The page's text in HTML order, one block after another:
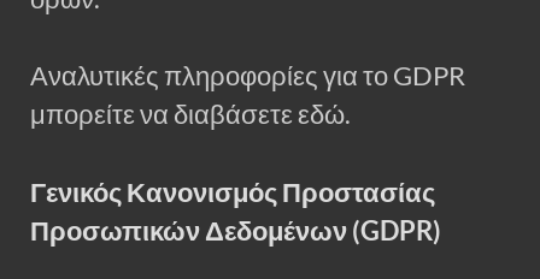
Αναλυτικές πληροφορίες για το GDPR
μπορείτε να διαβάσετε εδώ.
Γενικός Κανονισμός Προστασίας
Προσωπικών Δεδομένων (GDPR)